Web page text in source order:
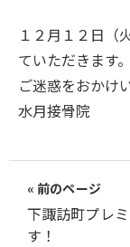
１２月１２日（
ていただきます。
ご迷惑をおかけ
水月接骨院
« 前のページ
下諏訪町プレ
す！